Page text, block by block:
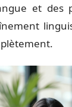
et des